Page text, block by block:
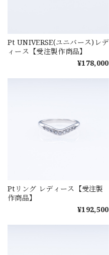
Pt UNIVERSE(ユニバース)レデ
ィース【受注製作商品】
¥178,000
Ptリング レディース【受注製
作商品】
¥192,500